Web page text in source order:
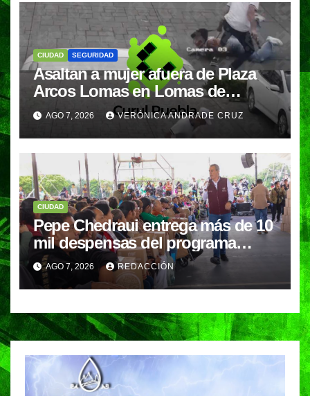
CIUDAD SEGURIDAD
Asaltan a mujer afuera de Plaza
Arcos Lomas en Lomas de
Angelópolis; delincuentes
huyeron en auto
AGO 7, 2026 VERÓNICA ANDRADE CRUZ
CIUDAD
Pepe Chedraui entrega más de 10
mil despensas del programa
“Alimentación Imparable” en la
Laguna de Chapulco
AGO 7, 2026 REDACCIÓN